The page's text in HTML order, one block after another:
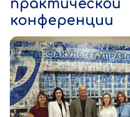
практической
конференции